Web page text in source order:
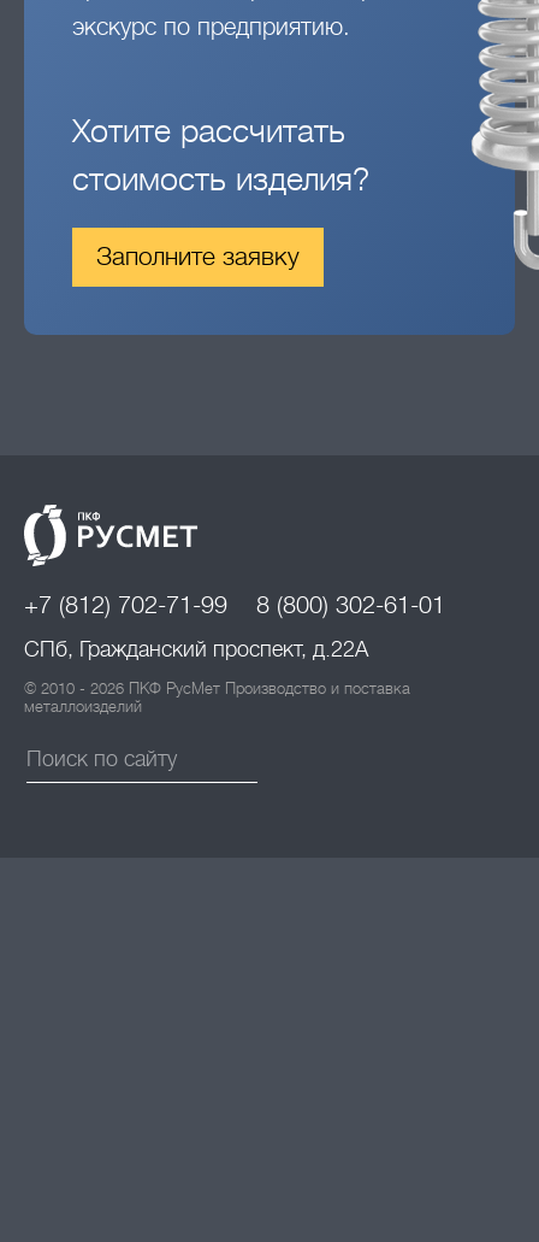
экскурс по предприятию.
Хотите рассчитать
стоимость изделия?
Заполните заявку
+7 (812) 702-71-99 8 (800) 302-61-01
СПб, Гражданский проспект, д.22А
© 2010 - 2026 ПКФ РусМет Производство и поставка
металлоизделий